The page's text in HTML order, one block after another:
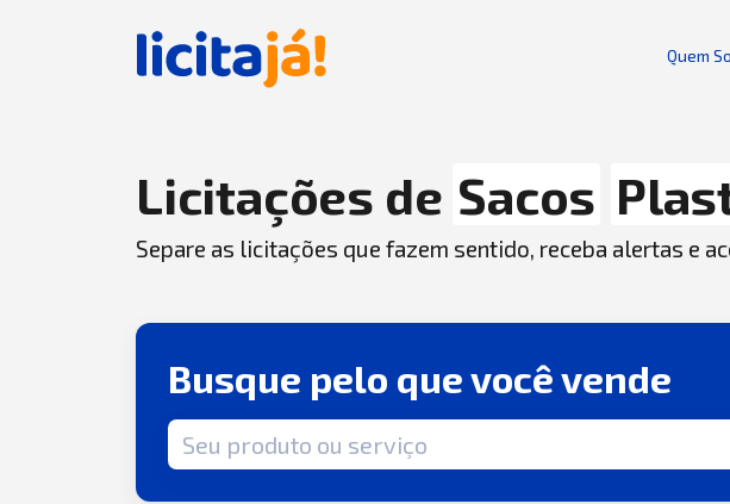
Quem
Licitações de Sacos
Separe as licitações que fazem sentido, receba alertas e
Busque pelo que você vende
Termo de busca